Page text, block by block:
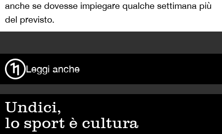
anche se dovesse impiegare qualche settimana più
del previsto.
Leggi anche
Undici,
lo sport è cultura